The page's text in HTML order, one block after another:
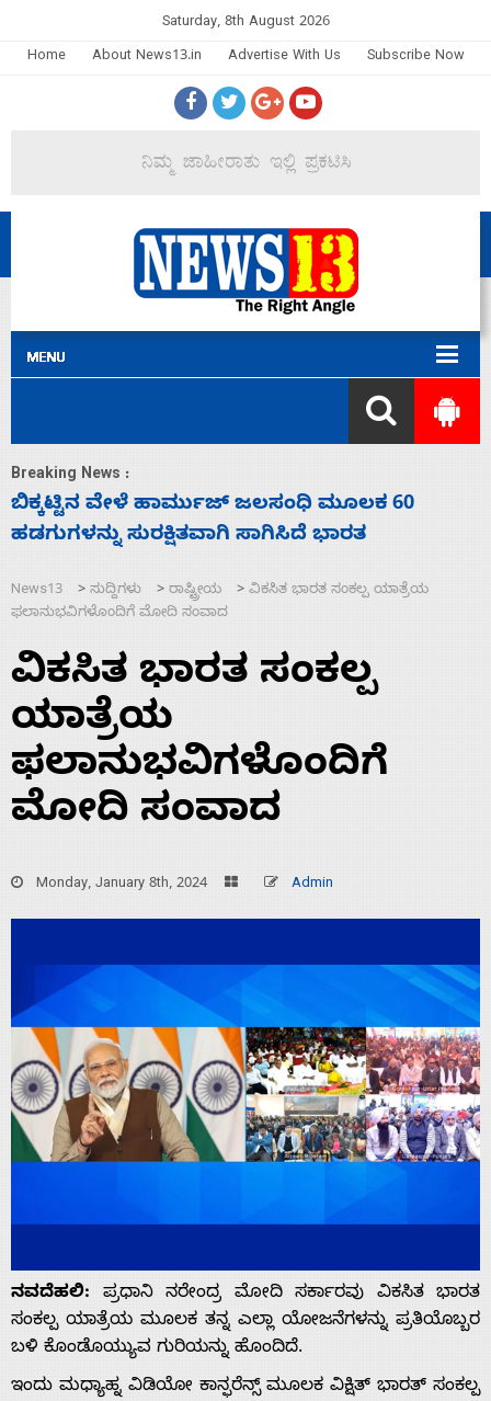
Saturday, 8th August 2026
Home
About News13.in Advertise With Us Subscribe Now
Breaking News :
ನಾಗೇಂದ್ರ ರಾಜೀನಾಮೆ ಕೊಡದಿದ್ದರೆ ಸದನ ನಡೆಸಲು
ಬಿಡೆವು: ಛಲವಾದಿ ನಾರಾಯಣಸ್ವಾಮಿ
News13 > ಸುದ್ದಿಗಳು > ರಾಷ್ಟ್ರೀಯ > ವಿಕಸಿತ ಭಾರತ ಸಂಕಲ್ಪ ಯಾತ್ರೆಯ
ಫಲಾನುಭವಿಗಳೊಂದಿಗೆ ಮೋದಿ ಸಂವಾದ
ವಿಕಸಿತ ಭಾರತ ಸಂಕಲ್ಪ
ಯಾತ್ರೆಯ
ಫಲಾನುಭವಿಗಳೊಂದಿಗೆ
ಮೋದಿ ಸಂವಾದ
Monday, January 8th, 2024 Admin
ನವದೆಹಲಿ: ಪ್ರಧಾನಿ ನರೇಂದ್ರ ಮೋದಿ ಸರ್ಕಾರವು ವಿಕಸಿತ ಭಾರತ
ಸಂಕಲ್ಪ ಯಾತ್ರೆಯ ಮೂಲಕ ತನ್ನ ಎಲ್ಲಾ ಯೋಜನೆಗಳನ್ನು ಪ್ರತಿಯೊಬ್ಬರ
ಬಳಿ ಕೊಂಡೊಯ್ಯುವ ಗುರಿಯನ್ನು ಹೊಂದಿದೆ.
ಇಂದು ಮಧ್ಯಾಹ್ನ ವಿಡಿಯೋ ಕಾನ್ಫರೆನ್ಸ್ ಮೂಲಕ ವಿಕ್ಷಿತ್ ಭಾರತ್ ಸಂಕಲ್ಪ